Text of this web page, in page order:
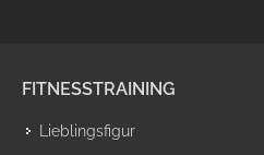
FITNESSTRAINING
Lieblingsfigur